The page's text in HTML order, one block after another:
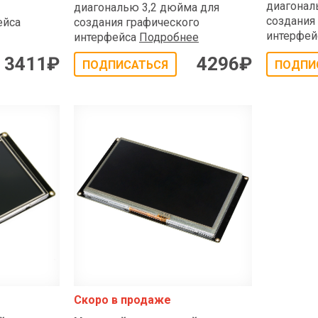
3411₽
диагональю 3,2 дюйма для
создания графического
интерфейса Подробнее
ПОДПИСАТЬСЯ 4296₽
Скоро в продаже